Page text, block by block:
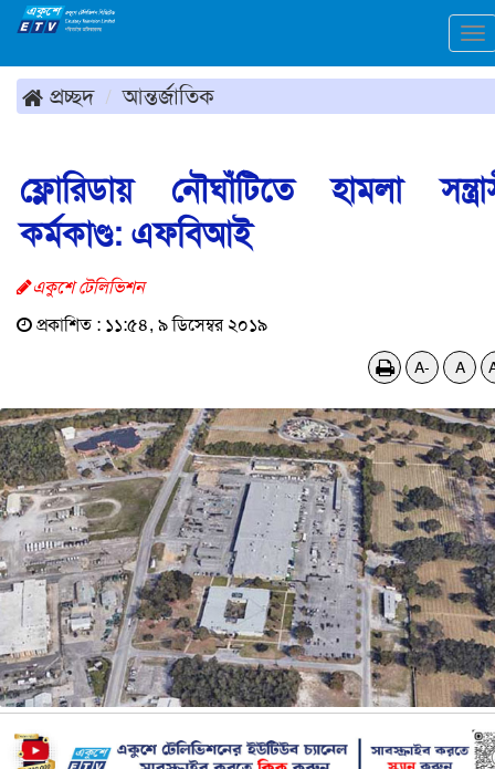
প্রচ্ছদ আন্তর্জাতিক
ফ্লোরিডায় নৌঘাঁটিতে হামলা
কর্মকাণ্ড: এফবিআই
একুশে টেলিভিশন
প্রকাশিত : ১১:৫৪, ৯ ডিসেম্বর ২০১৯
A- A